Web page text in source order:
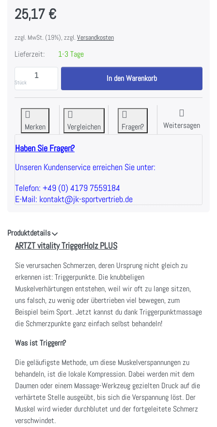
25,17 €
zzgl. MwSt. (19%), zzgl. Versandkosten
Lieferzeit: 1-3 Tage
Stück
ARTZT vitality TriggerHolz PLUS zu 25,17 €, Menge 1.
In den Warenkorb
Merken Vergleichen Fragen? Weitersagen
Haben Sie Fragen?
Unseren Kundenservice erreichen Sie unter:
Telefon: +49 (0) 4179 7559184
E-Mail: kontakt@jk-sportvertrieb.de
Produktdetails
ARTZT vitality TriggerHolz PLUS
Sie verursachen Schmerzen, deren Ursprung nicht gleich zu
erkennen ist: Triggerpunkte. Die knubbeligen
Muskelverhärtungen entstehen, weil wir oft zu lange sitzen,
uns falsch, zu wenig oder übertrieben viel bewegen, zum
Beispiel beim Sport. Jetzt kannst du dank Triggerpunktmassage
die Schmerzpunkte ganz einfach selbst behandeln!
Was ist Triggern?
Die geläufigste Methode, um diese Muskelverspannungen zu
behandeln, ist die lokale Kompression. Dabei werden mit dem
Daumen oder einem Massage-Werkzeug gezielten Druck auf die
verhärtete Stelle ausgeübt, bis sich die Verspannung löst. Der
Muskel wird wieder durchblutet und der fortgeleitete Schmerz
verschwindet.